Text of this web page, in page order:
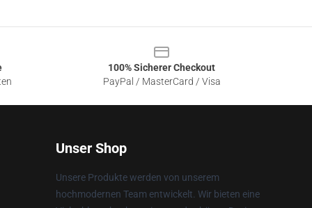
100% Sicherer Checkout
PayPal / MasterCard / Visa
Unser Shop
Unsere Produkte werden von unserem
hochmodernen Team entwickelt. Wir bieten eine